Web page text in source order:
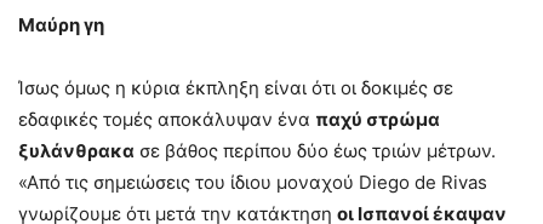
Μαύρη γη
Ίσως όμως η κύρια έκπληξη είναι ότι οι δοκιμές σε
εδαφικές τομές αποκάλυψαν ένα παχύ στρώμα
ξυλάνθρακα σε βάθος περίπου δύο έως τριών μέτρων.
«Από τις σημειώσεις του ίδιου μοναχού Diego de Rivas
γνωρίζουμε ότι μετά την κατάκτηση οι Ισπανοί έκαψαν